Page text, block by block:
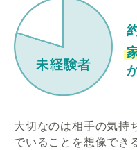
大切なのは相手の気持
でいることを想像でき